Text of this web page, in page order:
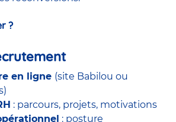
?
en ligne (site Babilou ou
: parcours, projets, motivations
: posture